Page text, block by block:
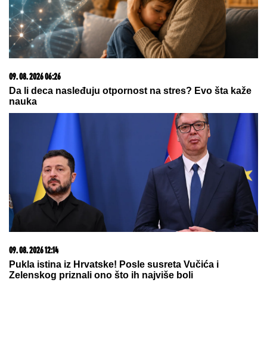
09. 08. 2026 06:26
Da li deca nasleđuju otpornost na stres? Evo šta kaže
nauka
09. 08. 2026 12:14
Pukla istina iz Hrvatske! Posle susreta Vučića i
Zelenskog priznali ono što ih najviše boli